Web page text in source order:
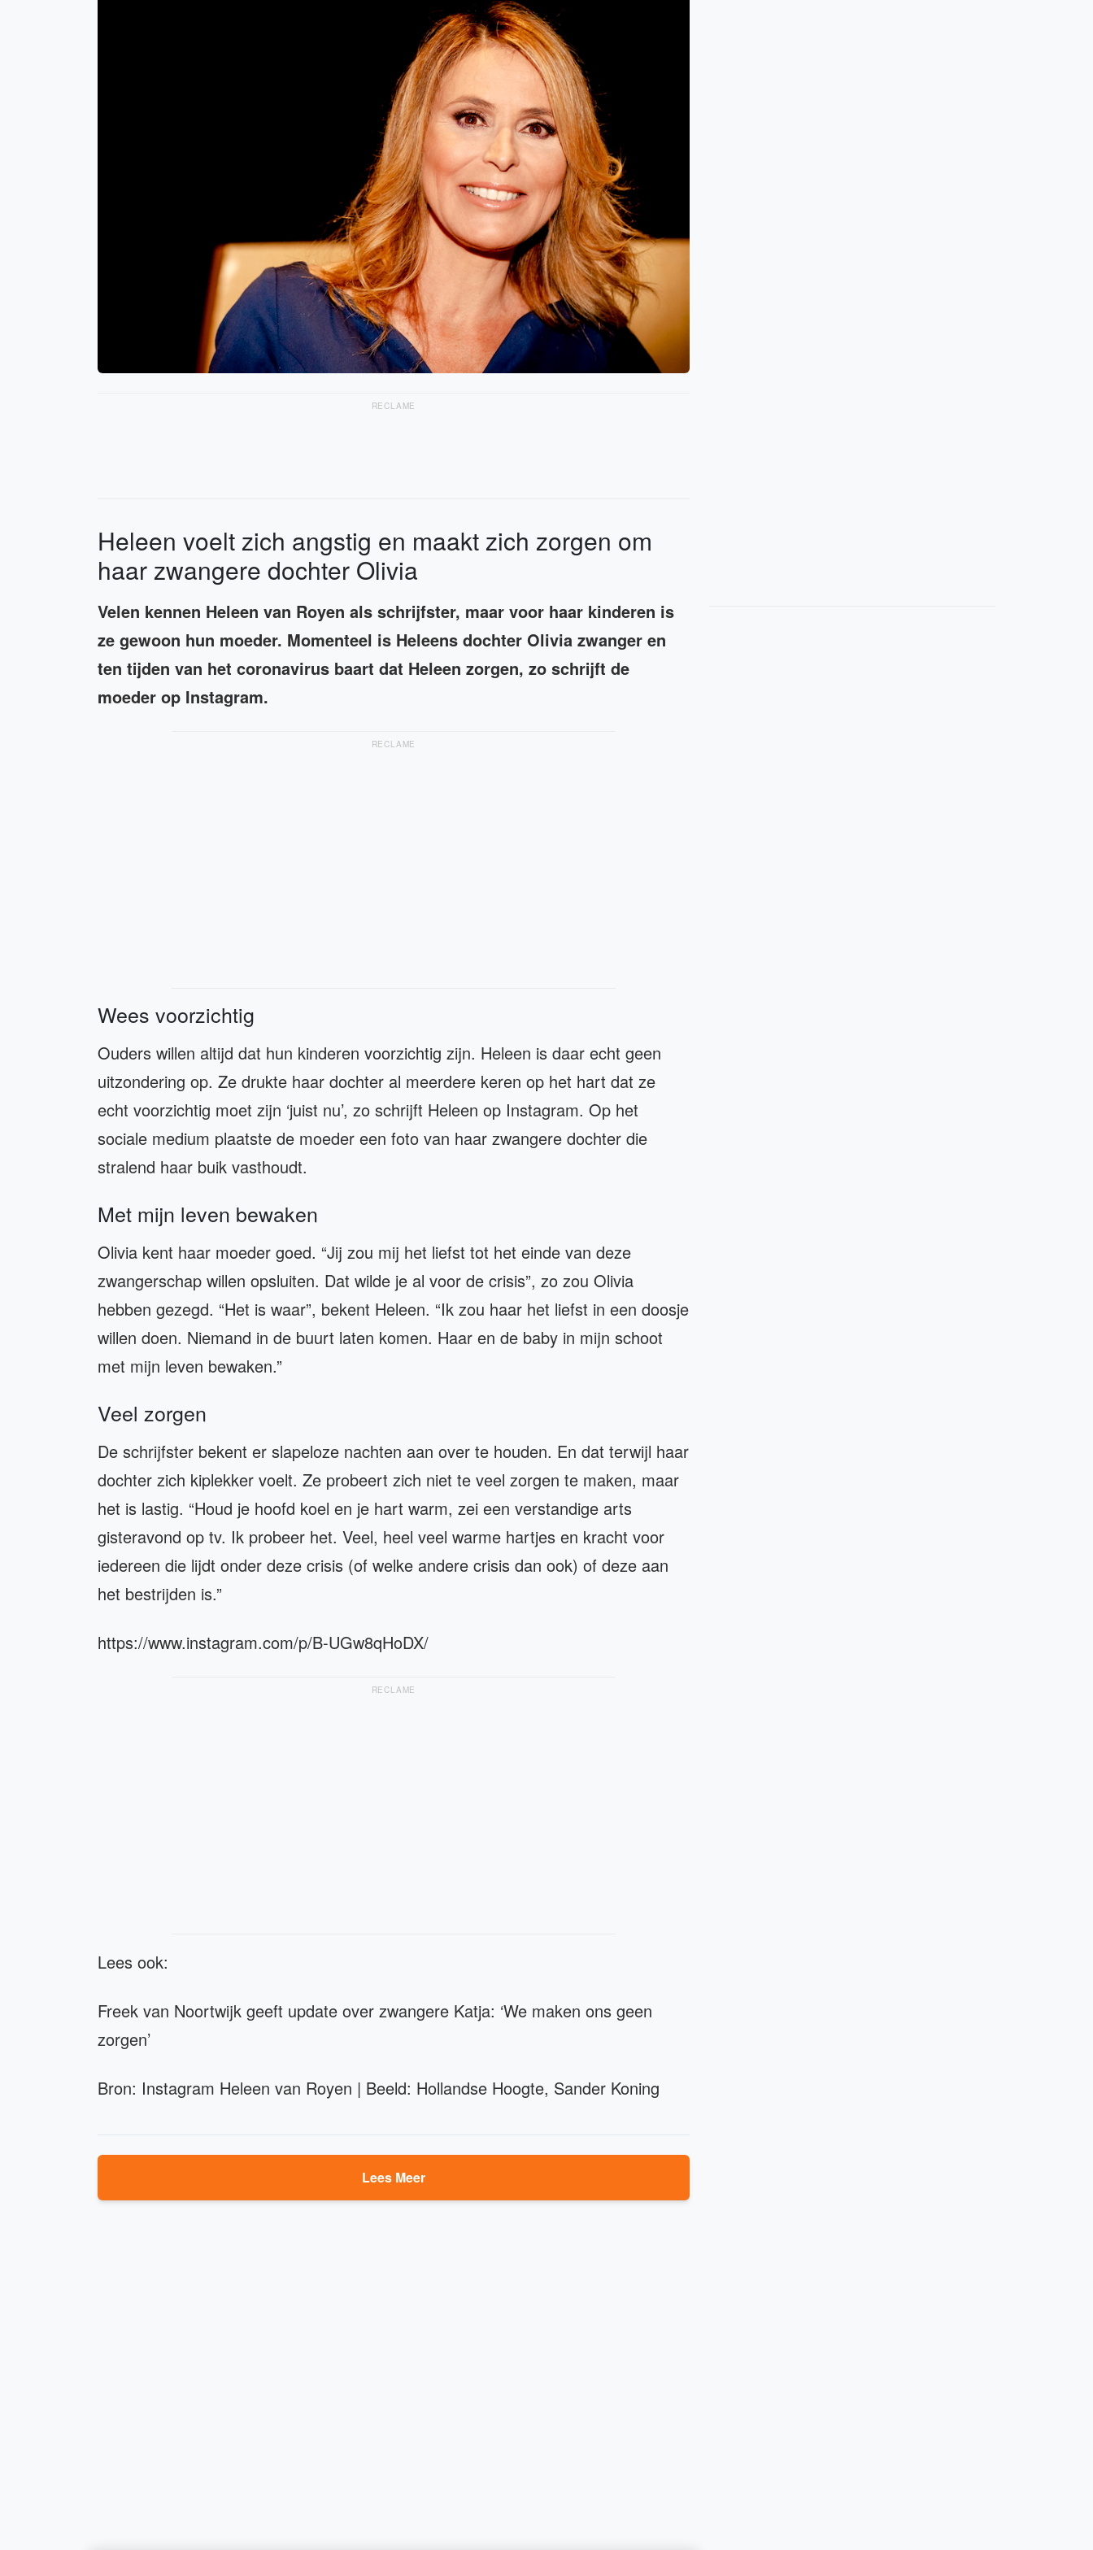
RECLAME
Heleen voelt zich angstig en maakt zich zorgen om
haar zwangere dochter Olivia
Velen kennen Heleen van Royen als schrijfster, maar voor haar kinderen is
ze gewoon hun moeder. Momenteel is Heleens dochter Olivia zwanger en
ten tijden van het coronavirus baart dat Heleen zorgen, zo schrijft de
moeder op Instagram.
RECLAME
Wees voorzichtig
Ouders willen altijd dat hun kinderen voorzichtig zijn. Heleen is daar echt geen
uitzondering op. Ze drukte haar dochter al meerdere keren op het hart dat ze
echt voorzichtig moet zijn ‘juist nu’, zo schrijft Heleen op Instagram. Op het
sociale medium plaatste de moeder een foto van haar zwangere dochter die
stralend haar buik vasthoudt.
Met mijn leven bewaken
Olivia kent haar moeder goed. “Jij zou mij het liefst tot het einde van deze
zwangerschap willen opsluiten. Dat wilde je al voor de crisis”, zo zou Olivia
hebben gezegd. “Het is waar”, bekent Heleen. “Ik zou haar het liefst in een doosje
willen doen. Niemand in de buurt laten komen. Haar en de baby in mijn schoot
met mijn leven bewaken.”
Veel zorgen
De schrijfster bekent er slapeloze nachten aan over te houden. En dat terwijl haar
dochter zich kiplekker voelt. Ze probeert zich niet te veel zorgen te maken, maar
het is lastig. “Houd je hoofd koel en je hart warm, zei een verstandige arts
gisteravond op tv. Ik probeer het. Veel, heel veel warme hartjes en kracht voor
iedereen die lijdt onder deze crisis (of welke andere crisis dan ook) of deze aan
het bestrijden is.”
https://www.instagram.com/p/B-UGw8qHoDX/
RECLAME
Lees ook:
Freek van Noortwijk geeft update over zwangere Katja: ‘We maken ons geen
zorgen’
Bron: Instagram Heleen van Royen | Beeld: Hollandse Hoogte, Sander Koning
Lees Meer